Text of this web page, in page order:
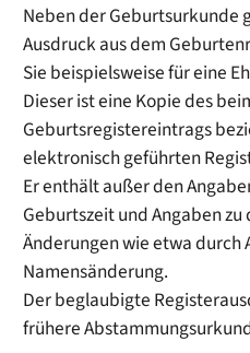
Neben der Geburtsurkunde
Ausdruck aus dem
Sie beispielsweise für eine
Dieser ist eine Kopie des
Geburtsregistereintrags
elektronisch geführten
Er enthält außer den
Geburtszeit und Angaben
Änderungen wie etwa durch
Namensänderung.
Der beglaubigte
frühere